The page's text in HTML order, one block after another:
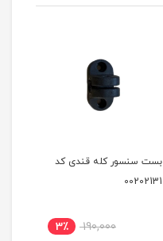
بست سنسور کله قندی کد
00202131
190,000 3٪